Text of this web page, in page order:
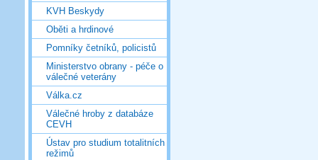
KVH Beskydy
Oběti a hrdinové
Pomníky četníků, policistů
Ministerstvo obrany - péče o
válečné veterány
Válka.cz
Válečné hroby z databáze
CEVH
Ústav pro studium totalitních
režimů